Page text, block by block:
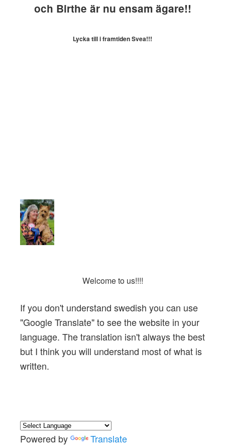
och Birthe är nu ensam ägare!!
Lycka till i framtiden Svea!!!
Welcome to us!!!!
If you don't understand swedish you can use
"Google Translate" to see the website in your
language. The translation isn't always the best
but I think you will understand most of what is
written.
Powered by Translate